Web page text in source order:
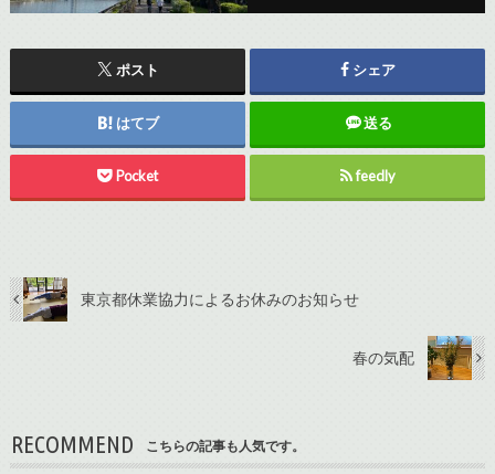
ポスト シェア
はてブ 送る
Pocket feedly
東京都休業協力によるお休みのお知らせ
春の気配
RECOMMEND こちらの記事も人気です。